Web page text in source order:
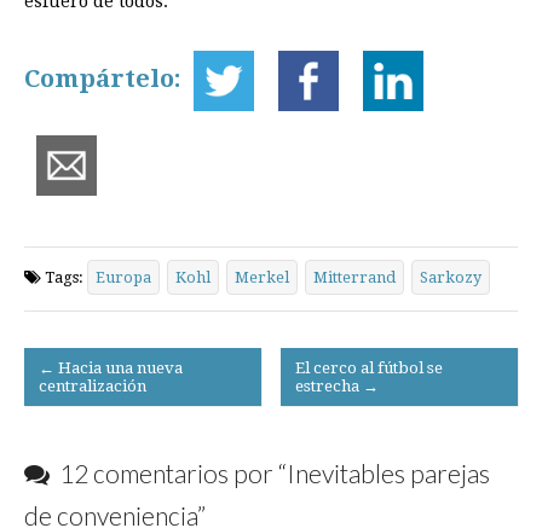
Compártelo:
Tags: Europa Kohl Merkel Mitterrand Sarkozy
Post
navigation
← Hacia una nueva
centralización
El cerco al fútbol se
estrecha →
12 comentarios por “Inevitables parejas
de conveniencia”